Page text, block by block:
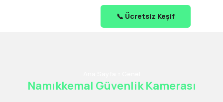
📞 Ücretsiz Keşif
Namıkkemal Güvenlik Kamerası